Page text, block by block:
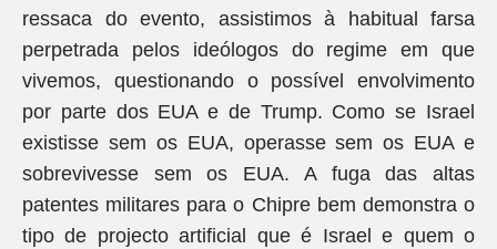
ressaca do evento, assistimos à habitual farsa
perpetrada pelos ideólogos do regime em que
vivemos, questionando o possível envolvimento
por parte dos EUA e de Trump. Como se Israel
existisse sem os EUA, operasse sem os EUA e
sobrevivesse sem os EUA. A fuga das altas
patentes militares para o Chipre bem demonstra o
tipo de projecto artificial que é Israel e quem o